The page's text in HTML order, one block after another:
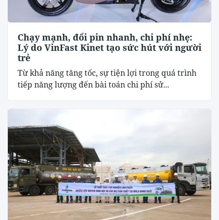
Chạy mạnh, đổi pin nhanh, chi phí nhẹ:
Lý do VinFast Kinet tạo sức hút với người
trẻ
Từ khả năng tăng tốc, sự tiện lợi trong quá trình
tiếp năng lượng đến bài toán chi phí sử...